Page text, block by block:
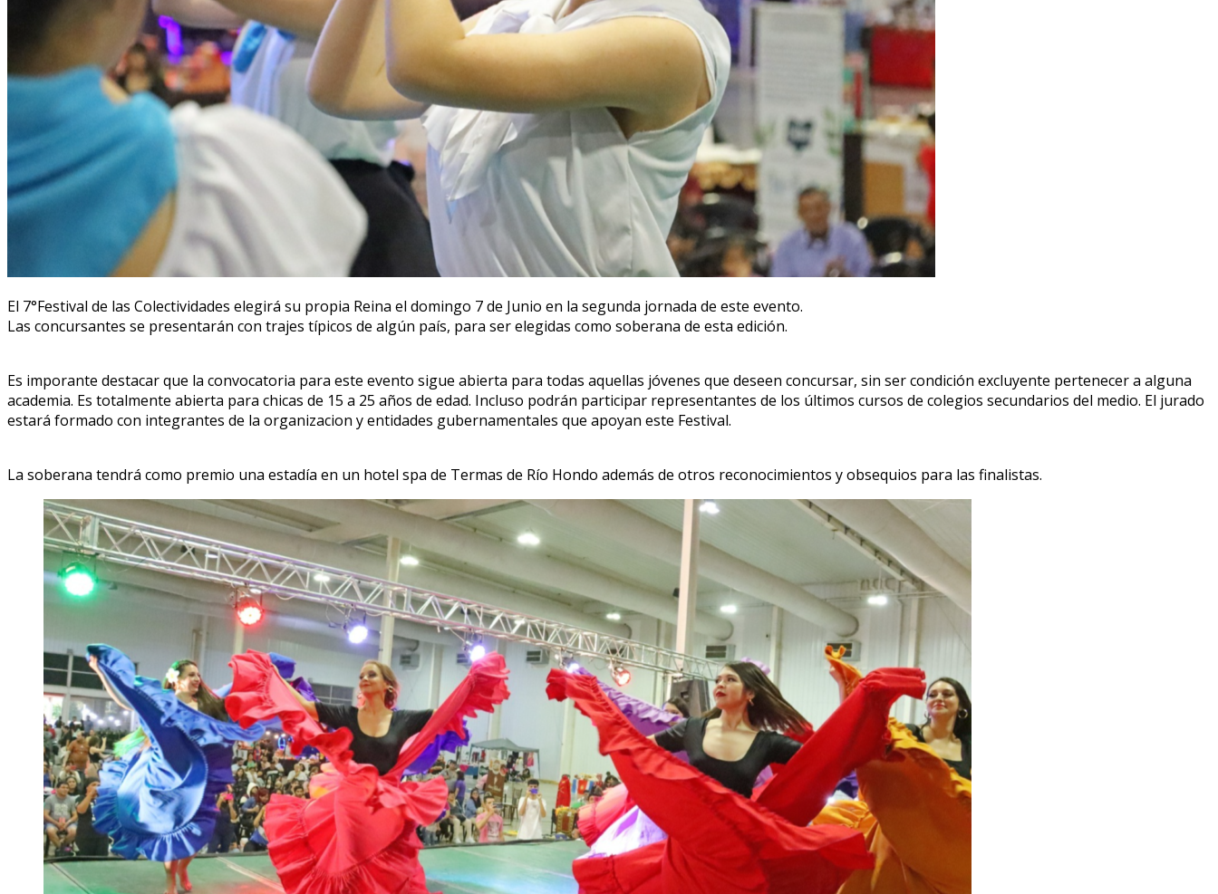
El 7°Festival de las Colectividades elegirá su propia Reina el domingo 7 de Junio en la segunda jornada de este evento.
Las concursantes se presentarán con trajes típicos de algún país, para ser elegidas como soberana de esta edición.
Es imporante destacar que la convocatoria para este evento sigue abierta para todas aquellas jóvenes que deseen concursar, sin ser condición excluyente pertenecer a alguna
academia. Es totalmente abierta para chicas de 15 a 25 años de edad. Incluso podrán participar representantes de los últimos cursos de colegios secundarios del medio. El jurado
estará formado con integrantes de la organizacion y entidades gubernamentales que apoyan este Festival.
La soberana tendrá como premio una estadía en un hotel spa de Termas de Río Hondo además de otros reconocimientos y obsequios para las finalistas.